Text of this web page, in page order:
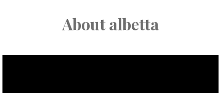
About albetta